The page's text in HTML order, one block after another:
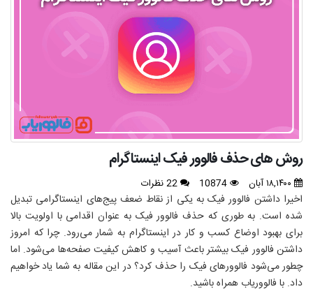
روش های حذف فالوور فیک اینستاگرام
اخیرا داشتن فالوور فیک به یکی از نقاط ضعف پیج‌های اینستاگرامی تبدیل
شده است. به طوری که حذف فالوور فیک به عنوان اقدامی با اولویت بالا
برای بهبود اوضاع کسب و کار در اینستاگرام به شمار می‌رود. چرا که امروز
داشتن فالوور فیک بیشتر باعث آسیب و کاهش کیفیت صفحه‌ها می‌شود. اما
چطور می‌شود فالوورهای فیک را حذف کرد؟ در این مقاله به شما یاد خواهیم
داد. با فالووریاب همراه باشید.